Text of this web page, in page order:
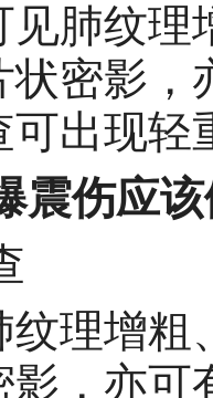
见肺纹理
状密影，
可出现轻
震伤应
查
理增粗
影，亦